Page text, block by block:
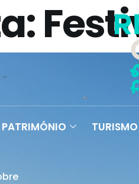
PATRIMÓNIO